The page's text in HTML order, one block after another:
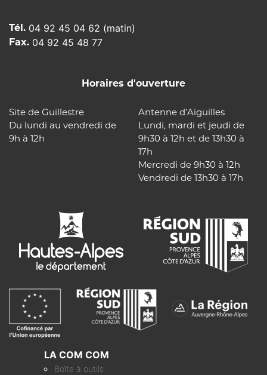
Tél. 04 92 45 04 62 (matin)
Fax. 04 92 45 48 77
Horaires d'ouverture
Site de Guillestre
Du lundi au vendredi de
9h à 12h
Antenne d’Aiguilles
Lundi, mardi et jeudi de
9h30 à 12h et de 13h30 à
17h
Mercredi de 9h30 à 12h
Vendredi de 13h30 à 17h
LA COM COM
Boîte à outils